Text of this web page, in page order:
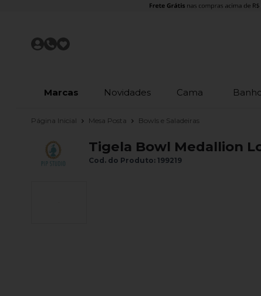
Marcas Novidades Cama
Página Inicial Mesa Posta Bowls e Saladeiras
Tigela Bowl Medallion
Cod. do Produto: 199219